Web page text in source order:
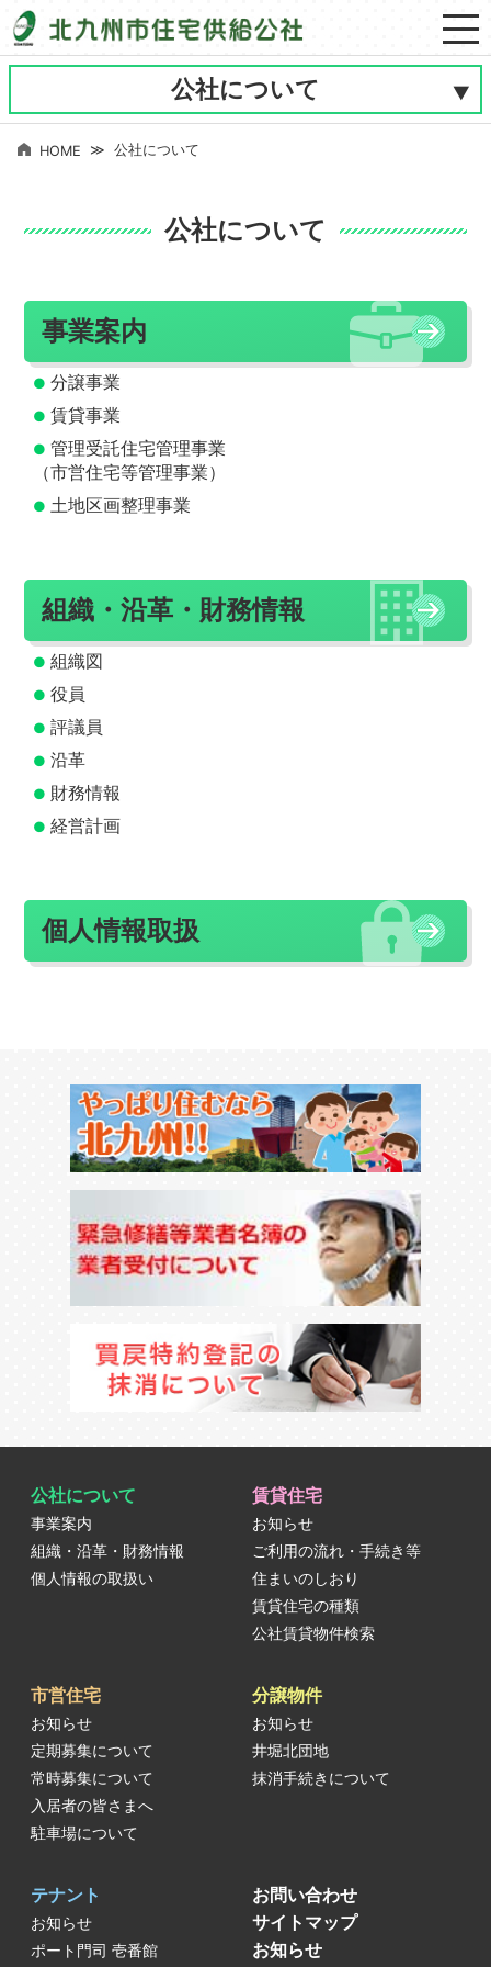
公社について
HOME 公社について
公社について
事業案内
分譲事業
賃貸事業
管理受託住宅管理事業
（市営住宅等管理事業）
土地区画整理事業
組織・沿革・財務情報
組織図
役員
評議員
沿革
財務情報
経営計画
個人情報取扱
公社について
事業案内
組織・沿革・財務情報
個人情報の取扱い
賃貸住宅
お知らせ
ご利用の流れ・手続き等
住まいのしおり
賃貸住宅の種類
公社賃貸物件検索
市営住宅
お知らせ
定期募集について
常時募集について
入居者の皆さまへ
駐車場について
分譲物件
お知らせ
井堀北団地
抹消手続きについて
テナント
お知らせ
ポート門司 壱番館
お問い合わせ
サイトマップ
お知らせ